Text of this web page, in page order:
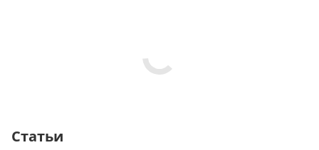
Статьи